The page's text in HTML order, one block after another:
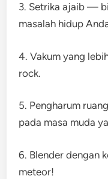
3. Setrika ajaib —
masalah hidup
4. Vakum yang
rock.
5. Pengharum
pada masa muda
6. Blender dengan
meteor!